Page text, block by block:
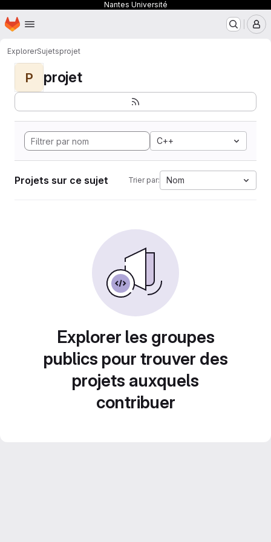
Nantes Université
Passer au contenu principal
Page d'accueil
ExplorerSujetsprojet
P projet
C++
Projets sur ce sujet Trier par: Nom
Explorer les groupes
publics pour trouver des
projets auxquels
contribuer